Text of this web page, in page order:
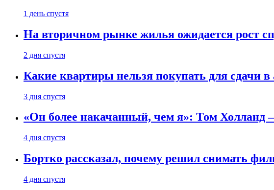
1 день спустя
На вторичном рынке жилья ожидается рост
2 дня спустя
Какие квартиры нельзя покупать для сдачи в
3 дня спустя
«Он более накачанный, чем я»: Том Холланд
4 дня спустя
Бортко рассказал, почему решил снимать
4 дня спустя